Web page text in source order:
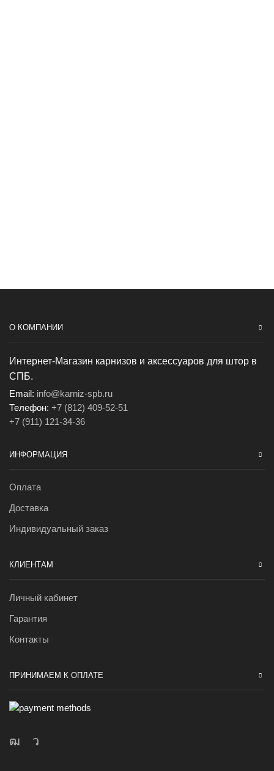
О КОМПАНИИ
Интернет-Магазин карнизов и аксессуаров для штор в
СПБ.
Email: info@karniz-spb.ru
Телефон: +7 (812) 409-52-51
+7 (911) 121-34-36
ИНФОРМАЦИЯ
Оплата
Доставка
Индивидуальный заказ
КЛИЕНТАМ
Личный кабинет
Гарантия
Контакты
ПРИНИМАЕМ К ОПЛАТЕ
YoutubeTelegram